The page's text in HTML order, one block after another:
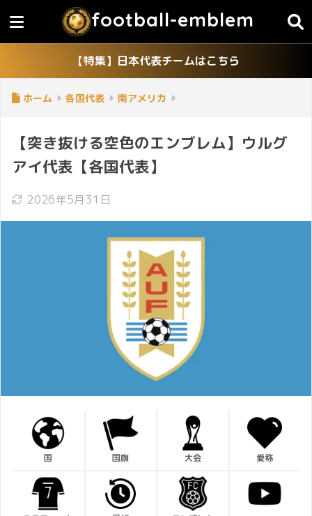
football-emblem
【特集】日本代表チームはこちら
ホーム 各国代表 南アメリカ
【突き抜ける空色のエンブレム】ウルグ
アイ代表【各国代表】
2026年5月31日
国 国旗 大会 愛称